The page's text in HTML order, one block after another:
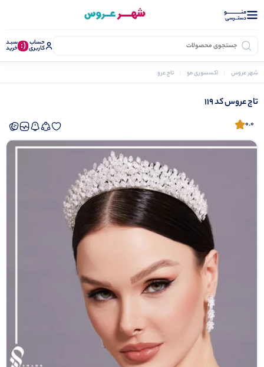
منــــــــــــو
دستــرسی
حساب
کاربری (: سبـد
خرید
شهر عروس اکسسوری مو تاج عروس
تاج عروس کد 119
0.0